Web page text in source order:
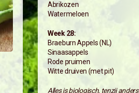
Abrikozen
Watermeloen
Week 28:
Braeburn Appels (NL)
Sinaasappels
Rode pruimen
Witte druiven (met pit)
Alles is biologisch, tenzij anders